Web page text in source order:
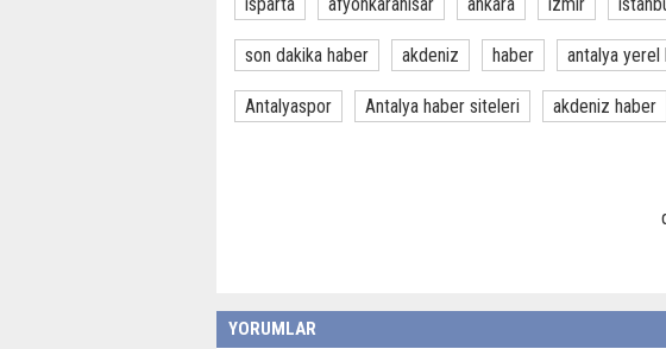
son dakika haber akdeniz haber antalya yerel
Antalyaspor Antalya haber siteleri akdeniz haber
YORUMLAR